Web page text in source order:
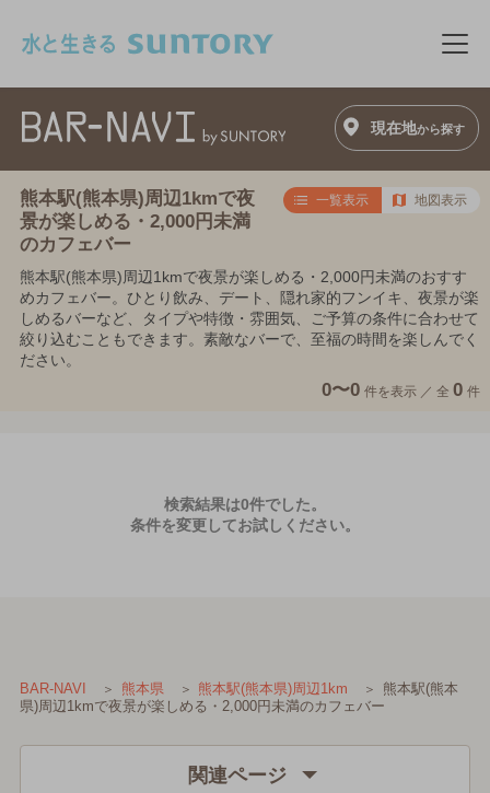
メ
現在地から探す
熊本駅(熊本県)周辺1kmで夜
景が楽しめる・2,000円未満
のカフェバー
一覧表示 地図表示
熊本駅(熊本県)周辺1kmで夜景が楽しめる・2,000円未満のおすす
めカフェバー。ひとり飲み、デート、隠れ家的フンイキ、夜景が楽
しめるバーなど、タイプや特徴・雰囲気、ご予算の条件に合わせて
絞り込むこともできます。素敵なバーで、至福の時間を楽しんでく
ださい。
0〜0 件を表示 ／ 全 0 件
検索結果は0件でした。
条件を変更してお試しください。
BAR-NAVI 熊本県 熊本駅(熊本県)周辺1km
熊本駅(熊本
県)周辺1kmで夜景が楽しめる・2,000円未満のカフェバー
関連ページ